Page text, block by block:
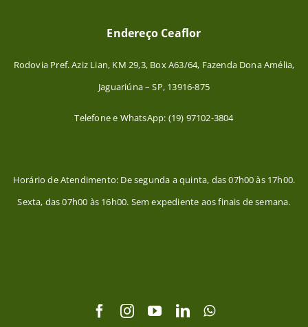
Endereço Ceaflor
Rodovia Pref. Aziz Lian, KM 29,3, Box A63/64, Fazenda Dona Amélia,
Jaguariúna – SP, 13916-875
Telefone e WhatsApp: (19) 97102-3804
Horário de Atendimento: De segunda a quinta, das 07h00 às 17h00.
Sexta, das 07h00 às 16h00. Sem expediente aos finais de semana.